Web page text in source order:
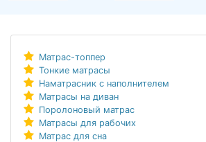
Матрас-топпер
Тонкие матрасы
Наматрасник с наполнителем
Матрасы на диван
Поролоновый матрас
Матрасы для рабочих
Матрас для сна